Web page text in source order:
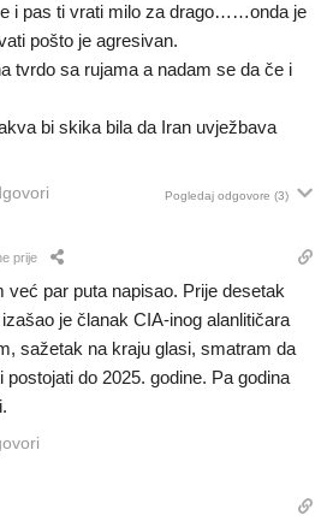
i pas ti vrati milo za drago……onda je
pošto je agresivan.
tvrdo sa rujama a nadam se da če i
bi skika bila da Iran uvježbava
Pogledaj odgovore (3)
prije
već par puta napisao. Prije desetak
je članak CIA-inog alanlitičara
sažetak na kraju glasi, smatram da
do 2025. godine. Pa godina